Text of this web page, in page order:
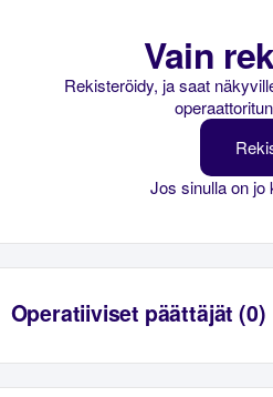
Vain
Rekisteröidy, ja saat
Jos sinulla on
Operatiiviset päättäjät (0)